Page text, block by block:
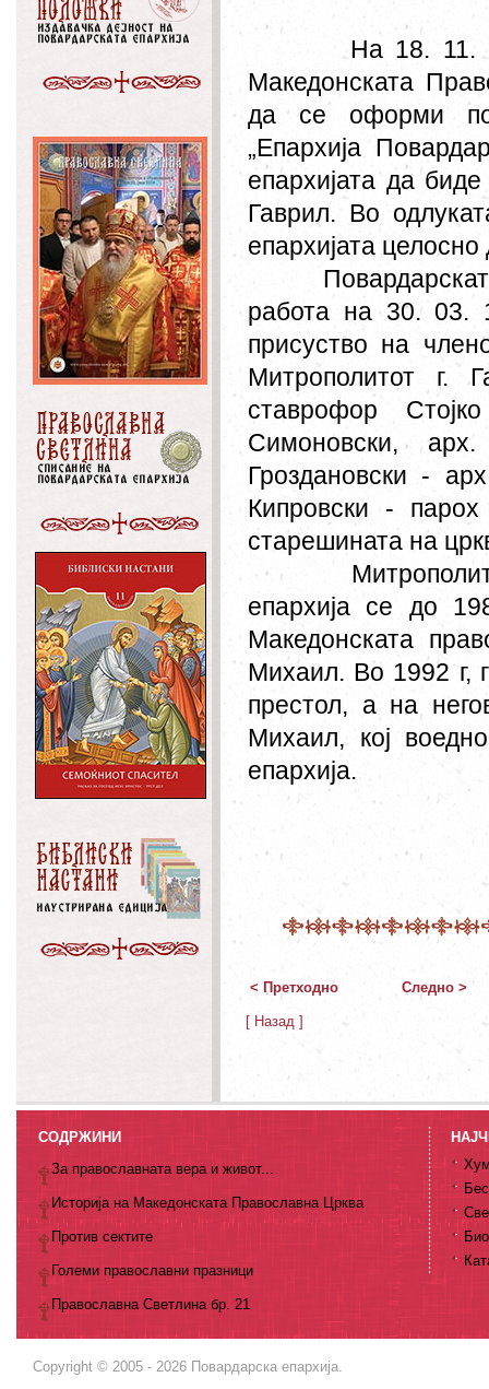
На 18. 11. 1977
Македонската П
да се оформи
„Епархија
епархијата да
Гаврил. Во
епархијата
Повардарската
работа на 30. 03.
присуство на
Митрополитот г.
ставрофор
Симоновски,
Гроздановски -
Кипровски -
старешината на
епархија се до
Македонската
Михаил. Во 1992 г,
престол, а на
Михаил,
кој
епархија.
< Претходно Следно >
[ Назад ]
СОДРЖИНИ
За православната вера и живот...
Историја на Македонската Православна Црква
Против сектите
Големи православни празници
Православна Светлина бр. 21
Copyright © 2005 - 2026 Повардарска епархија.